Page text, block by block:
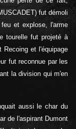
fut démoli
et explose, l'arme
tourelle fut projeté à
et l'équipage
fut reconnue par les
la division qui m'en
aussi le char du
de l'aspirant Dumont